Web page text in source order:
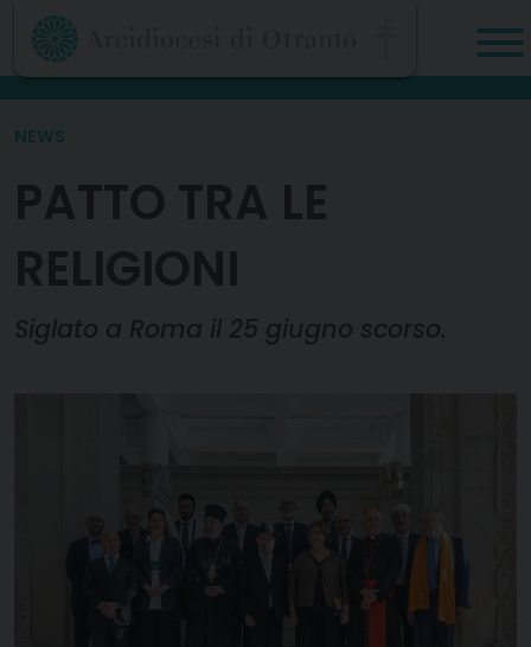
Skip
content
NEWS
PATTO TRA LE
RELIGIONI
Siglato a Roma il 25 giugno scorso.